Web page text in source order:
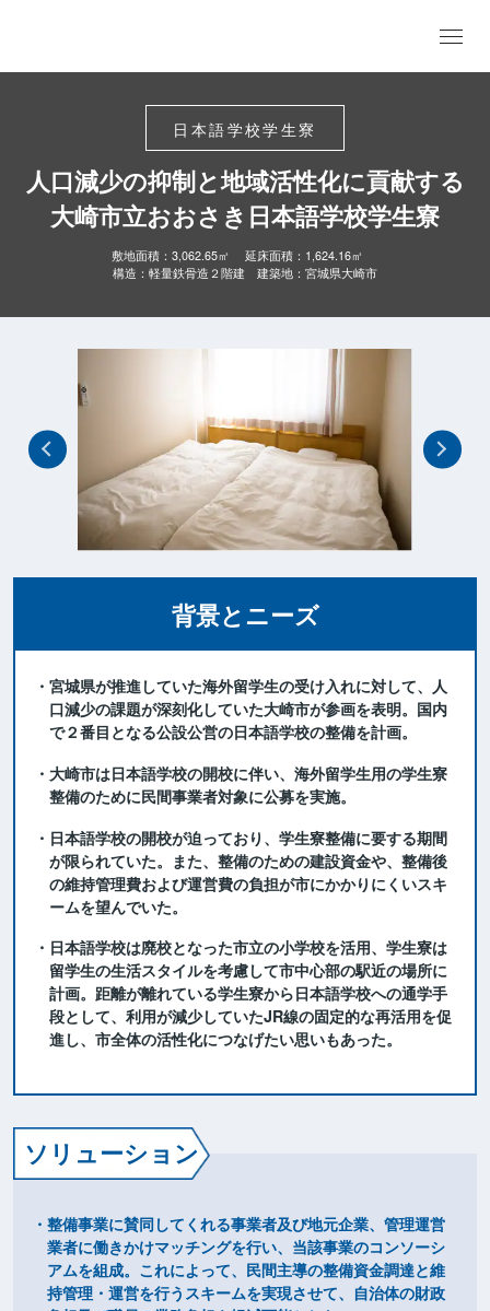
日本語学校学生寮
人口減少の抑制と地域活性化に貢献する
大崎市立おおさき日本語学校学生寮
敷地面積：3,062.65㎡ 延床面積：1,624.16㎡
構造：軽量鉄骨造２階建 建築地：宮城県大崎市
背景とニーズ
・宮城県が推進していた海外留学生の受け入れに対して、人
口減少の課題が深刻化していた大崎市が参画を表明。国内
で２番目となる公設公営の日本語学校の整備を計画。
・大崎市は日本語学校の開校に伴い、海外留学生用の学生寮
整備のために民間事業者対象に公募を実施。
・日本語学校の開校が迫っており、学生寮整備に要する期間
が限られていた。また、整備のための建設資金や、整備後
の維持管理費および運営費の負担が市にかかりにくいスキ
ームを望んでいた。
・日本語学校は廃校となった市立の小学校を活用、学生寮は
留学生の生活スタイルを考慮して市中心部の駅近の場所に
計画。距離が離れている学生寮から日本語学校への通学手
段として、利用が減少していたJR線の固定的な再活用を促
進し、市全体の活性化につなげたい思いもあった。
ソリューション
・整備事業に賛同してくれる事業者及び地元企業、管理運営
業者に働きかけマッチングを行い、​当該事業のコンソーシ
アムを組成。これによって、民間主導の整備資金調達と維
持管理・運営を行うスキームを実現させて、自治体の財政